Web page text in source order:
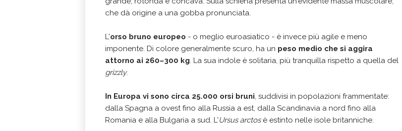
che dà origine a una gobba pronunciata.
L'orso bruno europeo - o meglio euroasiatico - è invece più agile e meno
imponente. Di colore generalmente scuro, ha un peso medio che si aggira
attorno ai 260–300 kg. La sua indole è solitaria, più tranquilla rispetto a quella del
grizzly.
In Europa vi sono circa 25.000 orsi bruni, suddivisi in popolazioni frammentate:
dalla Spagna a ovest fino alla Russia a est, dalla Scandinavia a nord fino alla
Romania e alla Bulgaria a sud. L'Ursus arctosè estinto nelle isole britanniche.